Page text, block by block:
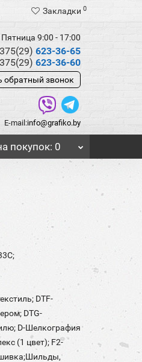
Закладки 0
9:00 - 17:00
623-36-65
623-36-60
обратный звонок
E-mail:info@grafiko.by
покупок: 0
DTF-
DTG-
D-Шелкография
(1 цвет); F2-